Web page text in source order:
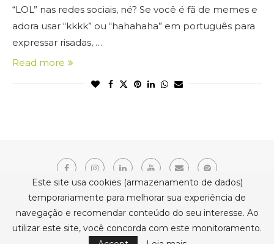
“LOL” nas redes sociais, né? Se você é fã de memes e
adora usar “kkkk” ou “hahahaha” em português para
expressar risadas, …
Read more
Copyright © 2021 Erika Belmonte. Todos os direitos reservados.
BACK TO TOP
Este site usa cookies (armazenamento de dados)
temporariamente para melhorar sua experiência de
navegação e recomendar conteúdo do seu interesse. Ao
utilizar este site, você concorda com este monitoramento.